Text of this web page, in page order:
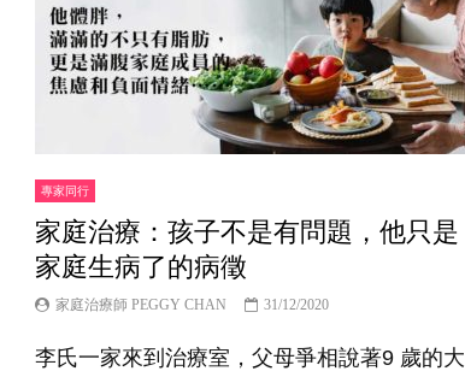
專家同行
家庭治療：孩子不是有問題，他只是
家庭生病了的病徵
家庭治療師 PEGGY CHAN 31/12/2020
李氏一家來到治療室，父母爭相說著9 歲的大